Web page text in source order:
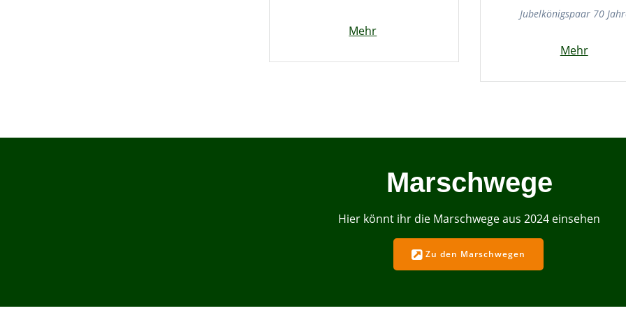
Mehr
Jubelkönigspaar 70
Mehr
Marschwege
Hier könnt ihr die Marschwege aus 2024 einsehen
Zu den Marschwegen